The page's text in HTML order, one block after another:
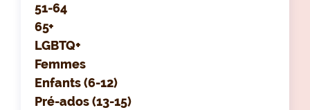
51-64
65+
LGBTQ+
Femmes
Enfants (6-12)
Pré-ados (13-15)